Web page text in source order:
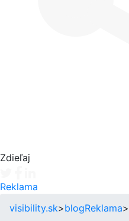
Zdieľaj
Reklama
visibility.sk>blogReklama>